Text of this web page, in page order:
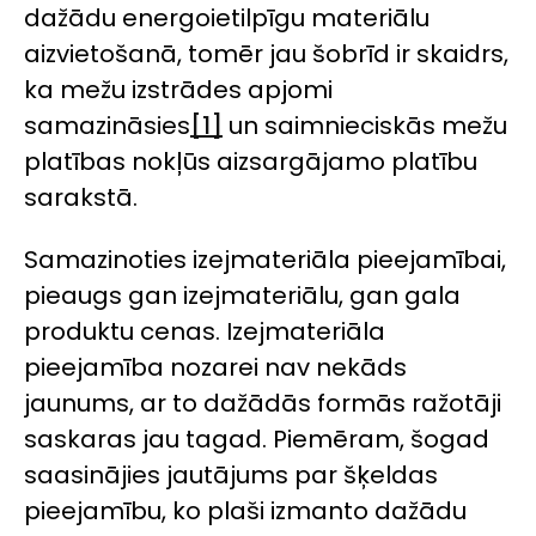
dažādu energoietilpīgu materiālu
aizvietošanā, tomēr jau šobrīd ir skaidrs,
ka mežu izstrādes apjomi
samazināsies [1] un saimnieciskās mežu
platības nokļūs aizsargājamo platību
sarakstā.
Samazinoties izejmateriāla pieejamībai,
pieaugs gan izejmateriālu, gan gala
produktu cenas. Izejmateriāla
pieejamība nozarei nav nekāds
jaunums, ar to dažādās formās ražotāji
saskaras jau tagad. Piemēram, šogad
saasinājies jautājums par šķeldas
pieejamību, ko plaši izmanto dažādu